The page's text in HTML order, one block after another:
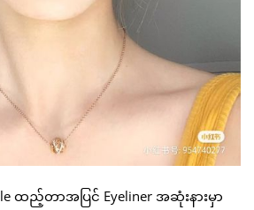
ထည့်တာအပြင် Eyeliner အဆုံးနားမှာ